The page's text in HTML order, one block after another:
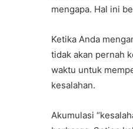
mengapa. Hal ini
Ketika Anda
tidak akan pernah
waktu untuk
kesalahan.
Akumulasi